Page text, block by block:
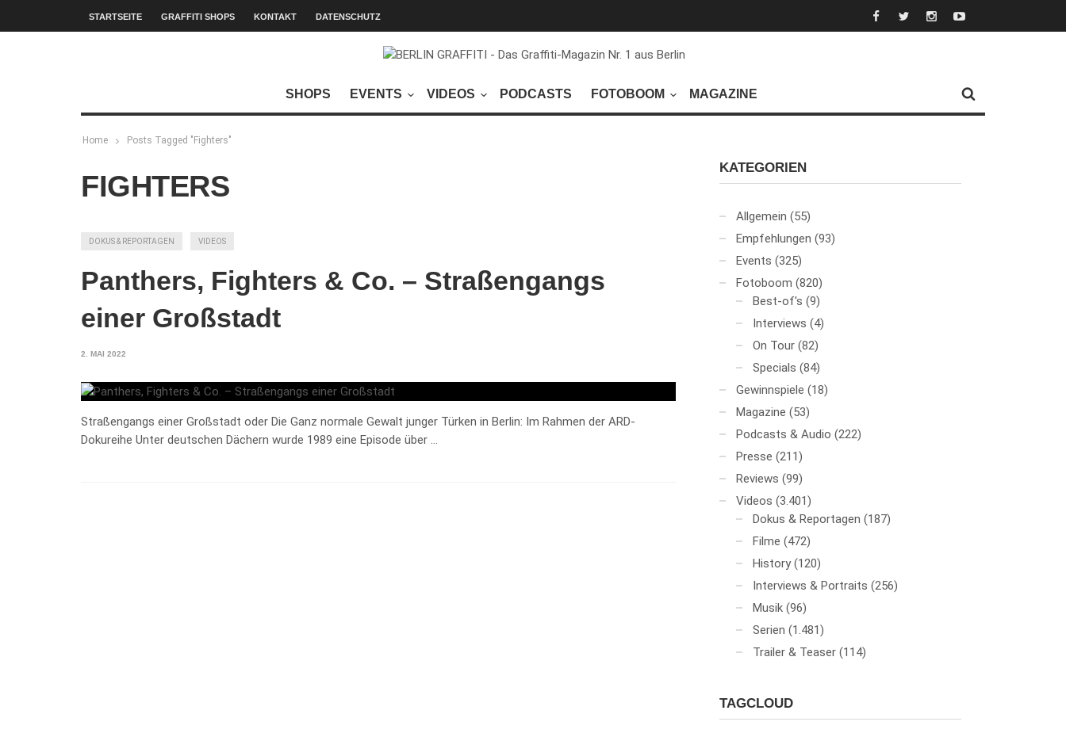
STARTSEITE GRAFFITI SHOPS KONTAKT DATENSCHUTZ
SHOPS EVENTS VIDEOS PODCASTS FOTOBOOM MAGAZINE
Home Posts Tagged "Fighters"
FIGHTERS
DOKUS & REPORTAGEN VIDEOS
Panthers, Fighters & Co. – Straßengangs
einer Großstadt
2. MAI 2022
Straßengangs einer Großstadt oder Die Ganz normale Gewalt junger Türken in Berlin: Im Rahmen der ARD-
Dokureihe Unter deutschen Dächern wurde 1989 eine Episode über …
KATEGORIEN
Allgemein (55)
Empfehlungen (93)
Events (325)
Fotoboom (820)
Best-of's (9)
Interviews (4)
On Tour (82)
Specials (84)
Gewinnspiele (18)
Magazine (53)
Podcasts & Audio (222)
Presse (211)
Reviews (99)
Videos (3.401)
Dokus & Reportagen (187)
Filme (472)
History (120)
Interviews & Portraits (256)
Musik (96)
Serien (1.481)
Trailer & Teaser (114)
TAGCLOUD